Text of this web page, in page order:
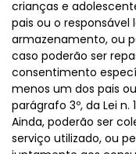
crianças e
pais ou o responsável
armazenamento, ou
caso poderão ser
consentimento
menos um dos pais
parágrafo 3º, da Lei n.
Ainda, poderão ser
serviço utilizado, ou